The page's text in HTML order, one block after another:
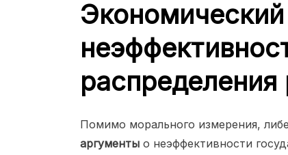
распределения
Помимо морального измерения,
аргументы о неэффективности